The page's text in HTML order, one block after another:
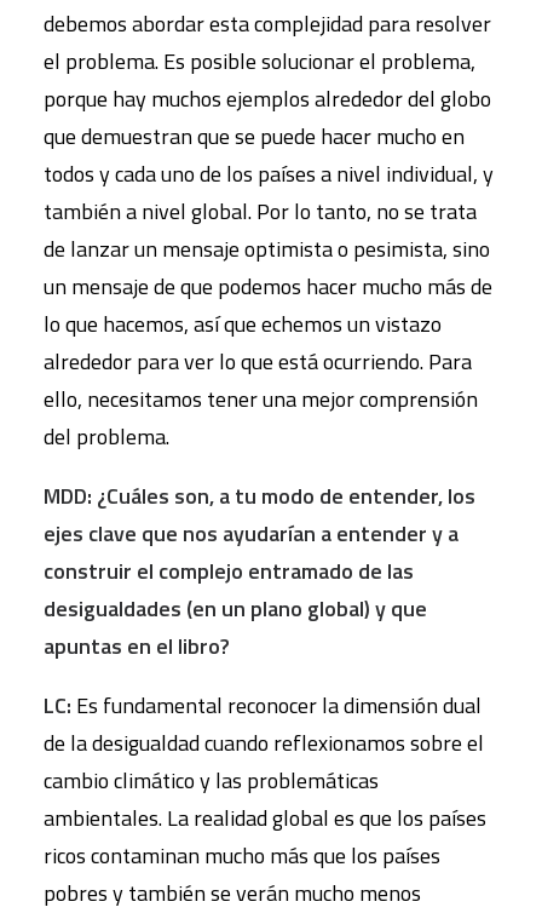
debemos abordar esta complejidad para resolver
el problema. Es posible solucionar el problema,
porque hay muchos ejemplos alrededor del globo
que demuestran que se puede hacer mucho en
todos y cada uno de los países a nivel individual, y
también a nivel global. Por lo tanto, no se trata
de lanzar un mensaje optimista o pesimista, sino
un mensaje de que podemos hacer mucho más de
lo que hacemos, así que echemos un vistazo
alrededor para ver lo que está ocurriendo. Para
ello, necesitamos tener una mejor comprensión
del problema.
MDD: ¿Cuáles son, a tu modo de entender, los
ejes clave que nos ayudarían a entender y a
construir el complejo entramado de las
desigualdades (en un plano global) y que
apuntas en el libro?
LC: Es fundamental reconocer la dimensión dual
de la desigualdad cuando reflexionamos sobre el
cambio climático y las problemáticas
ambientales. La realidad global es que los países
ricos contaminan mucho más que los países
pobres y también se verán mucho menos